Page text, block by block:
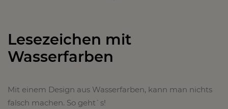
Lesezeichen mit
Wasserfarben
Mit einem Design aus Wasserfarben, kann man nichts
falsch machen. So geht`s!